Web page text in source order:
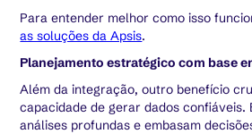
Para entender melhor como isso
as soluções da Apsis.
Planejamento estratégico com base
Além da integração, outro benefício
capacidade de gerar dados confiáveis.
análises profundas e embasam